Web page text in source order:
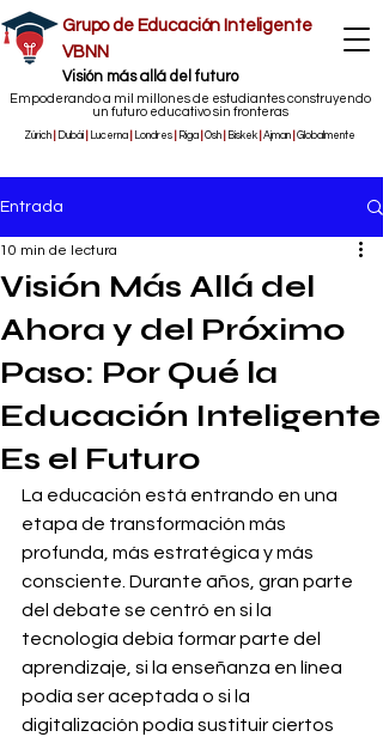
Grupo de Educación Inteligente
VBNN
​Visión más allá del futuro
Empoderando a mil millones de estudiantes construyendo
un futuro educativo sin fronteras
Zúrich Dubái Lucerna Londres Riga Osh Biskek Ajman Globalmente
Entrada
Visión Más Allá del
Ahora y del Próximo
Paso: Por Qué la
Educación Inteligente
Es el Futuro
10 min de lectura
La educación está entrando en una
etapa de transformación más
profunda, más estratégica y más
consciente. Durante años, gran parte
del debate se centró en si la
tecnología debía formar parte del
aprendizaje, si la enseñanza en línea
podía ser aceptada o si la
digitalización podía sustituir ciertos